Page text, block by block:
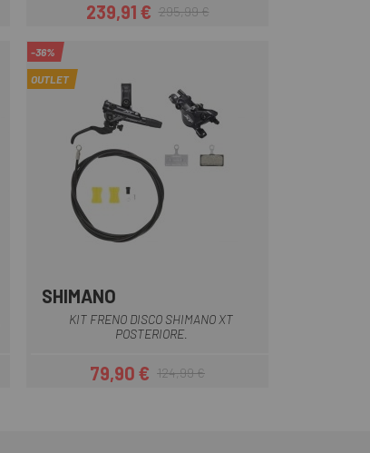
Prezzo
239,91 €Prezzo base
295,99 €
-36%
OUTLET
SHIMANO
KIT FRENO DISCO SHIMANO XT
POSTERIORE.
Prezzo
79,90 €Prezzo base
124,99 €